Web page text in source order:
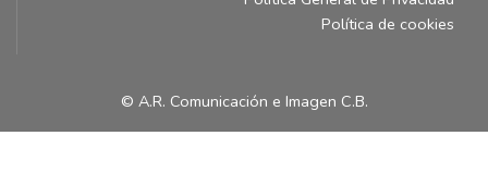
Política de cookies
© A.R. Comunicación e Imagen C.B.